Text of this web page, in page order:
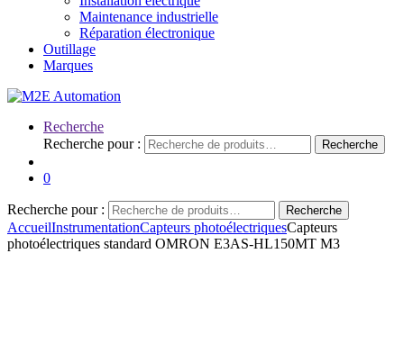
Maintenance industrielle
Réparation électronique
Outillage
Marques
Recherche
Recherche pour :
Recherche
0
Recherche pour : Recherche
AccueilInstrumentationCapteurs photoélectriquesCapteurs
photoélectriques standard OMRON E3AS-HL150MT M3